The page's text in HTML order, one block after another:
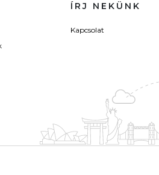
ÍRJ NEKÜNK
Kapcsolat